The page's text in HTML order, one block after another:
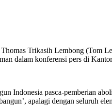
Thomas Trikasih Lembong (Tom
dalam konferensi pers di
Indonesia pasca-pemberian
apalagi dengan seluruh